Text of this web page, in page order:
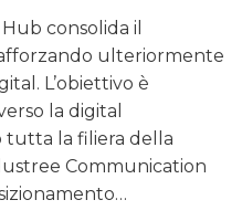
consolida il
ulteriormente
L’obiettivo è
la digital
tutta la filiera della
Communication